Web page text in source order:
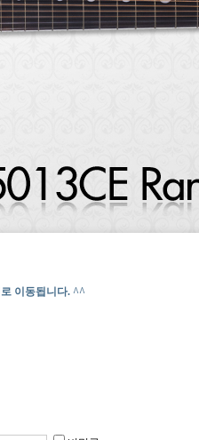
이동됩니다. ^^